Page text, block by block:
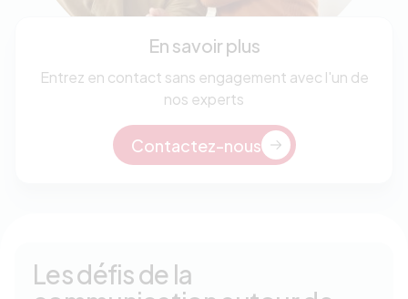
En savoir plus
Entrez en contact sans engagement avec l'un de
nos experts
Contactez-nous
Les défis de la